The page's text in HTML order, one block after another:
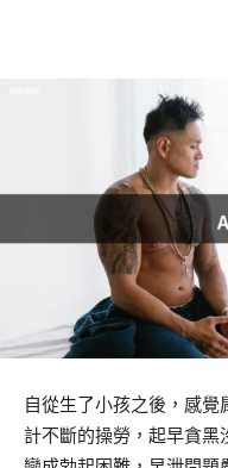
自從生了小孩之後，感
計不斷的操勞，起早貪黑